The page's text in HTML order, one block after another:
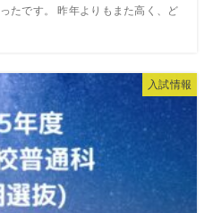
たです。 昨年よりもまた高く、ど
入試情報